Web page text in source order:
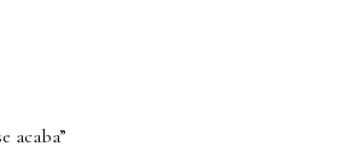
acaba”